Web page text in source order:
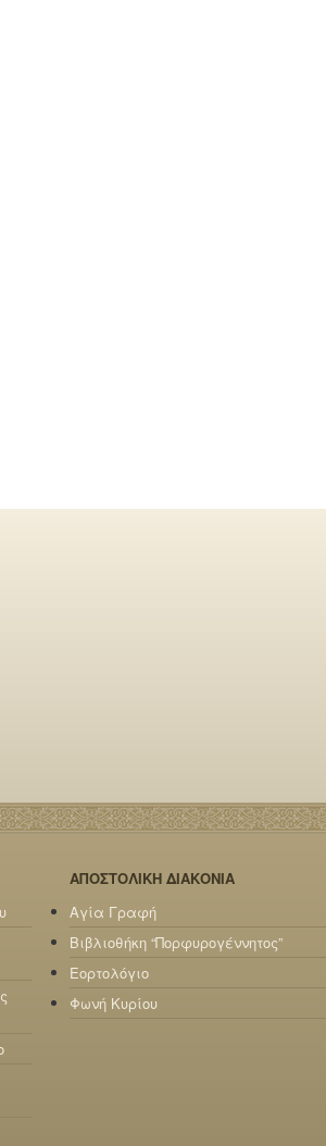
ΑΠΟΣΤΟΛΙΚΗ ΔΙΑΚΟΝΙΑ
Αγία Γραφή
Βιβλιοθήκη “Πορφυρογέννητος”
Εορτολόγιο
Φωνή Κυρίου